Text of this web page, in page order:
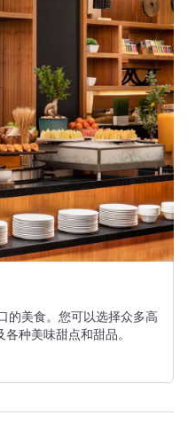
的美食。您可以选择众多高
种美味甜点和甜品。